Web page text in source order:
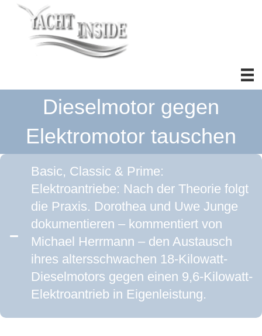
Dieselmotor gegen
Elektromotor tauschen
Basic, Classic & Prime:
Elektroantriebe: Nach der Theorie folgt
die Praxis. Dorothea und Uwe Junge
dokumentieren – kommentiert von
Michael Herrmann – den Austausch
ihres altersschwachen 18-Kilowatt-
Dieselmotors gegen einen 9,6-Kilowatt-
Elektroantrieb in Eigenleistung.